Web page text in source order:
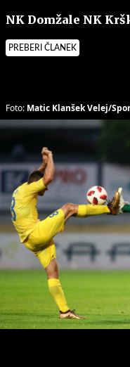
NK Domžale NK
PREBERI ČLANEK
Foto: Matic Klanšek Velej/